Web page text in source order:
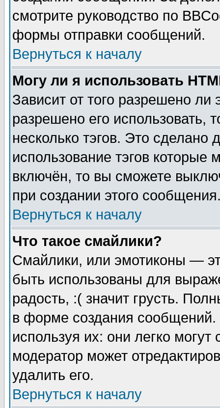
смотрите руководство по
формы отправки сообщений.
Вернуться к началу
Могу ли я использовать
Зависит от того разрешено
разрешено его использовать,
несколько тэгов. Это сделано
использование тэгов
включён, то вы сможете
при создании этого
Вернуться к началу
Что такое смайлики?
Смайлики, или эмотиконы —
быть использованы для
радость, :( значит грусть.
в форме создания сообщений.
используя их: они легко
модератор может
удалить его.
Вернуться к началу